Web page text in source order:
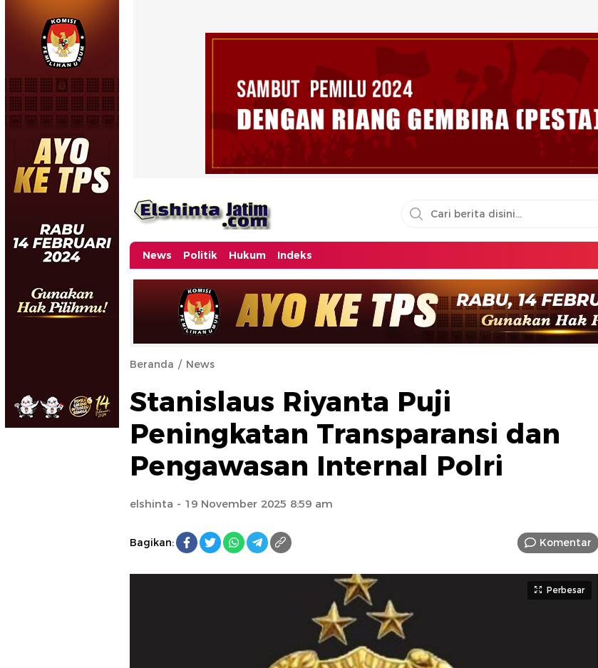
News Politik Hukum Indeks
Beranda News
Stanislaus Riyanta Puji
Peningkatan Transparansi dan
Pengawasan Internal Polri
elshinta - 19 November 2025 8:59 am
Bagikan: Komentar
Perbesar